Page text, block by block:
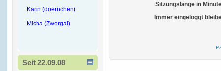
Karin (doernchen)
Micha (Zwergal)
Seit 22.09.08
Sitzungslänge in
Immer eingeloggt